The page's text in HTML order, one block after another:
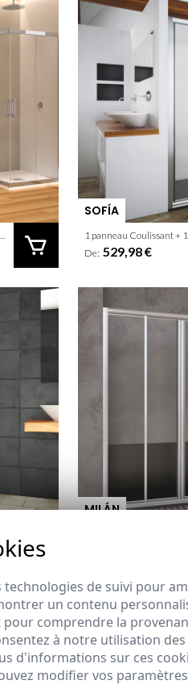
SOFÍA
1 panneau Coulissant +
De: 529,98 €
MILÁN
de suivi pour
un contenu
comprendre la
à notre utilisation
d'informations sur ces
modifier vos